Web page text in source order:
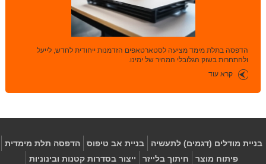
הדפסה בתלת מימד מציעה לסטארטאפים הזדמנות ייחודית לחדש, לייעל
ולהתחרות בשוק הגלובלי המהיר של ימינו.
קרא עוד
בניית מודלים (דגמים) לתעשיה בניית אב טיפוס
הדפסה תלת מימדית
פיתוח מוצר
חיתוך בלייזר ייצור בסדרות קטנות ובינוניות